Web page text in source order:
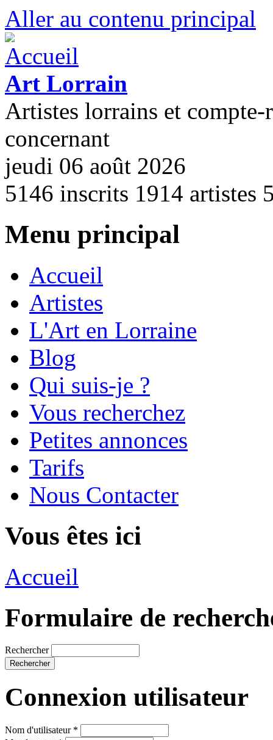
Aller au contenu principal
Art Lorrain
Artistes lorrains et compte-
concernant
jeudi 06 août 2026
5146 inscrits 1914 artistes
Menu principal
Accueil
Artistes
L'Art en Lorraine
Blog
Qui suis-je ?
Vous recherchez
Petites annonces
Tarifs
Nous Contacter
Vous êtes ici
Accueil
Formulaire de
Rechercher
Connexion utilisateur
Nom d'utilisateur *